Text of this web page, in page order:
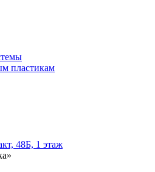
пластикам
48Б, 1 этаж